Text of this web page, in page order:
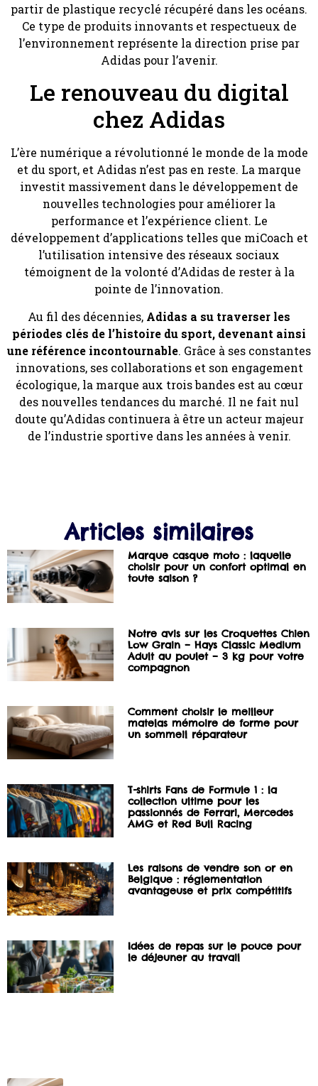
partir de plastique recyclé récupéré dans les océans.
Ce type de produits innovants et respectueux de
l’environnement représente la direction prise par
Adidas pour l’avenir.
Le renouveau du digital
chez Adidas
L’ère numérique a révolutionné le monde de la mode
et du sport, et Adidas n’est pas en reste. La marque
investit massivement dans le développement de
nouvelles technologies pour améliorer la
performance et l’expérience client. Le
développement d’applications telles que miCoach et
l’utilisation intensive des réseaux sociaux
témoignent de la volonté d’Adidas de rester à la
pointe de l’innovation.
Au fil des décennies, Adidas a su traverser les
périodes clés de l’histoire du sport, devenant ainsi
une référence incontournable. Grâce à ses constantes
innovations, ses collaborations et son engagement
écologique, la marque aux trois bandes est au cœur
des nouvelles tendances du marché. Il ne fait nul
doute qu’Adidas continuera à être un acteur majeur
de l’industrie sportive dans les années à venir.
Articles similaires
Marque casque moto : laquelle
choisir pour un confort optimal en
toute saison ?
Notre avis sur les Croquettes Chien
Low Grain – Hays Classic Medium
Adult au poulet – 3 kg pour votre
compagnon
Comment choisir le meilleur
matelas mémoire de forme pour
un sommeil réparateur
T-shirts Fans de Formule 1 : la
collection ultime pour les
passionnés de Ferrari, Mercedes
AMG et Red Bull Racing
Les raisons de vendre son or en
Belgique : réglementation
avantageuse et prix compétitifs
Idées de repas sur le pouce pour
le déjeuner au travail